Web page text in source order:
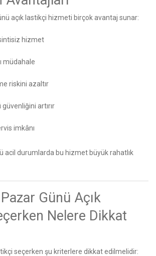
açık lastikçi hizmeti birçok avantaj sunar:
hizmet
müdahale
riskini azaltır
artırır
imkânı
acil durumlarda bu hizmet büyük rahatlık
Günü Açık
Nelere Dikkat
seçerken şu kriterlere dikkat edilmelidir: